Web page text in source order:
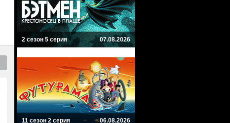
2 сезон 5 серия 07.08.2026
11 сезон 2 серия 06.08.2026